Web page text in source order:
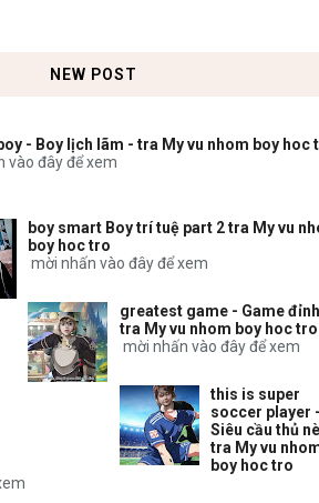
NEW POST
- Boy lịch lãm - tra My vu nhom boy hoc
vào đây để xem
boy smart Boy trí tuệ part 2 tra My vu
boy hoc tro
mời nhấn vào đây để xem
greatest game - Game
tra My vu nhom boy hoc tro
mời nhấn vào đây để xem
this is super
soccer player
Siêu cầu thủ
tra My vu
boy hoc tro